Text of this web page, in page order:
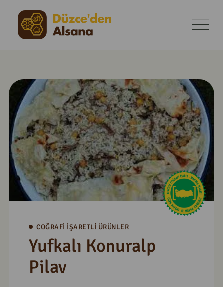
COĞRAFI İŞARETLI ÜRÜNLER
Yufkalı Konuralp
Pilav